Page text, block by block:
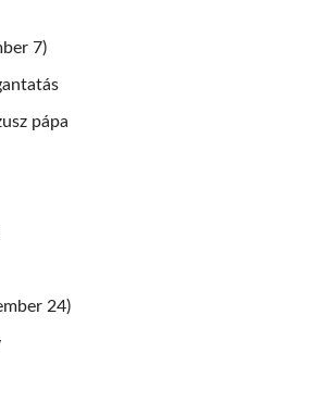
7)
pápa
24)